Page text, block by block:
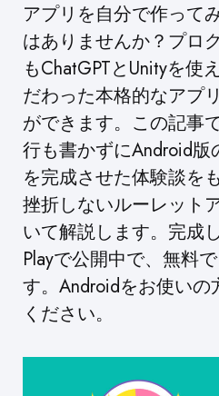
アプリを自分で作って
はありませんか？プロ
もChatGPTとUnityを使
だわった本格的なアプ
ができます。この記事
行も書かずにAndroid版
を完成させた体験談を
挫折しないルーレット
いて解説します。完成
Playで公開中で、無料
す。Androidをお使い
ください。